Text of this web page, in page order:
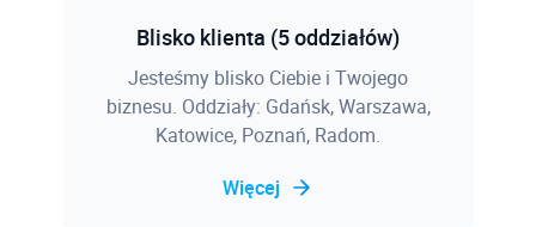
Blisko klienta (5 oddziałów)
Jesteśmy blisko Ciebie i Twojego
biznesu. Oddziały: Gdańsk, Warszawa,
Katowice, Poznań, Radom.
Więcej